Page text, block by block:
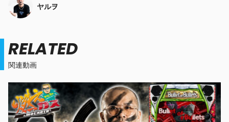
ヤルヲ
関連動画
RELATED